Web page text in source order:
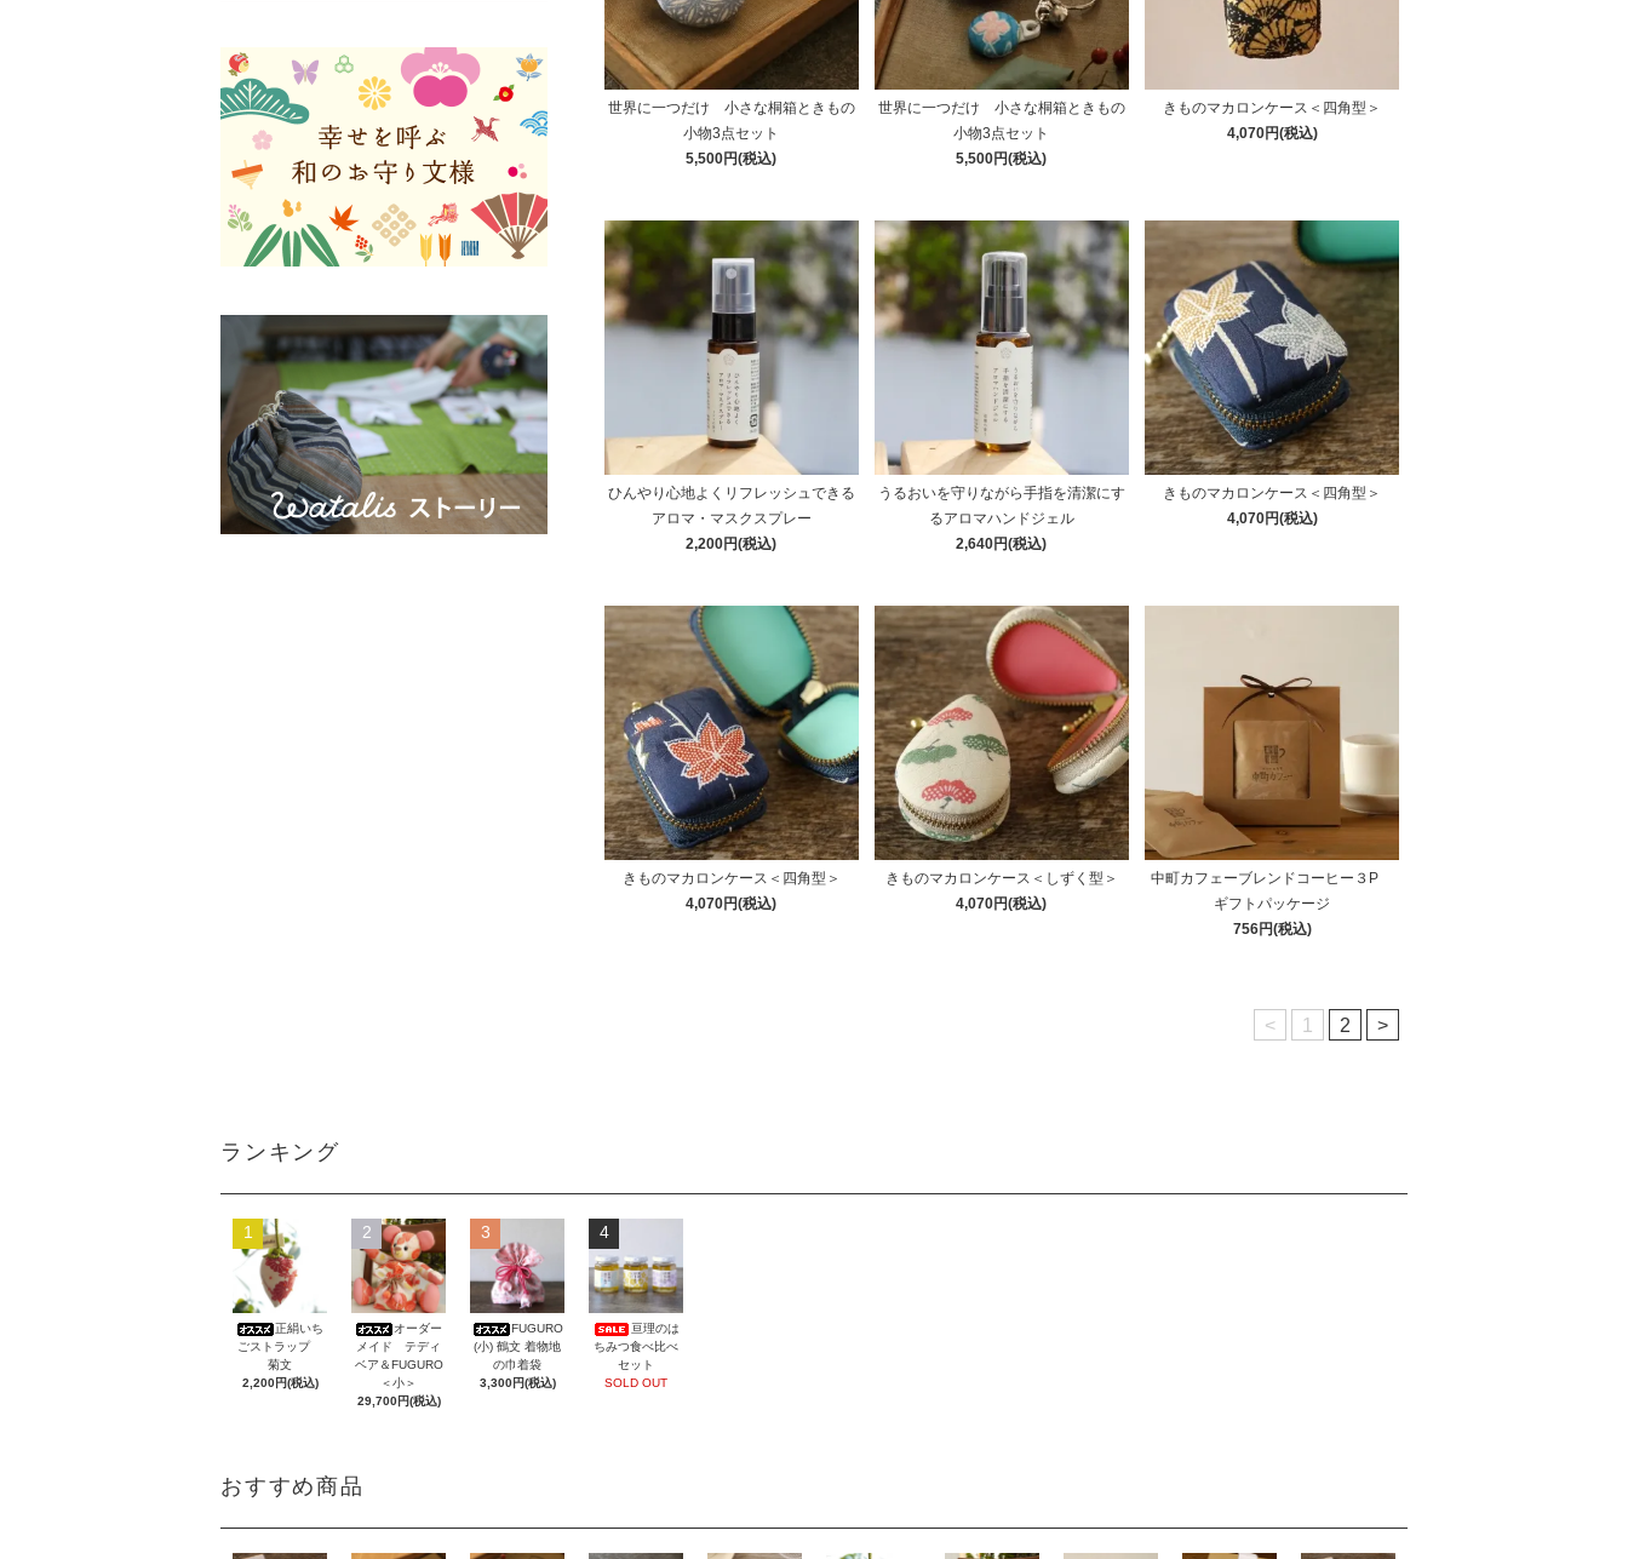
世界に一つだけ 小さな桐箱ときもの
小物3点セット
5,500円(税込)
世界に一つだけ 小さな桐箱ときもの
小物3点セット
5,500円(税込)
きものマカロンケース＜四角型＞
4,070円(税込)
ひんやり心地よくリフレッシュできる
アロマ・マスクスプレー
2,200円(税込)
うるおいを守りながら手指を清潔にす
るアロマハンドジェル
2,640円(税込)
きものマカロンケース＜四角型＞
4,070円(税込)
きものマカロンケース＜四角型＞
4,070円(税込)
きものマカロンケース＜しずく型＞
4,070円(税込)
中町カフェーブレンドコーヒー３P
ギフトパッケージ
756円(税込)
< 1 2 >
ランキング
1
正絹いち
ごストラップ
菊文
2,200円(税込)
2
オーダー
メイド テディ
ベア＆FUGURO
＜小＞
29,700円(税込)
3
FUGURO
(小) 鶴文 着物地
の巾着袋
3,300円(税込)
4
亘理のは
ちみつ食べ比べ
セット
SOLD OUT
おすすめ商品